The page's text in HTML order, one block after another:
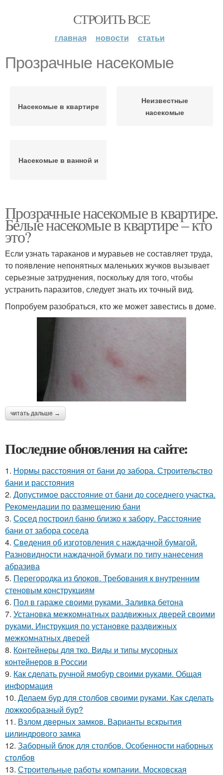
СТРОИТЬ ВСЕ
главная новости статьи
Прозрачные насекомые
Насекомые в квартире
Неизвестные
насекомые
Насекомые в ванной и
Прозрачные насекомые в квартире.
Белые насекомые в квартире – кто
это?
Если узнать тараканов и муравьев не составляет труда,
то появление непонятных маленьких жучков вызывает
серьезные затруднения, поскольку для того, чтобы
устранить паразитов, следует знать их точный вид.
Попробуем разобраться, кто же может завестись в доме.
читать дальше →
Последние обновления на сайте:
1. Нормы расстояния от бани до забора. Строительство
бани и расстояния
2. Допустимое расстояние от бани до соседнего участка.
Рекомендации по размещению бани
3. Сосед построил баню близко к забору. Расстояние
бани от забора соседа
4. Сведения об изготовления с наждачной бумагой.
Разновидности наждачной бумаги по типу нанесения
абразива
5. Перегородка из блоков. Требования к внутренним
стеновым конструкциям
6. Пол в гараже своими руками. Заливка бетона
7. Установка межкомнатных раздвижных дверей своими
руками. Инструкция по установке раздвижных
межкомнатных дверей
8. Контейнеры для тко. Виды и типы мусорных
контейнеров в России
9. Как сделать ручной ямобур своими руками. Общая
информация
10. Делаем бур для столбов своими руками. Как сделать
ложкообразный бур?
11. Взлом дверных замков. Варианты вскрытия
цилиндрового замка
12. Заборный блок для столбов. Особенности наборных
столбов
13. Строительные работы компании. Московская